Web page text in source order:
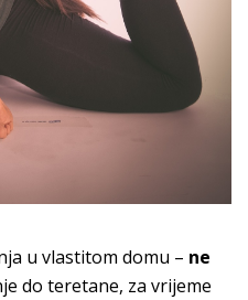
u vlastitom domu – ne
do teretane, za vrijeme